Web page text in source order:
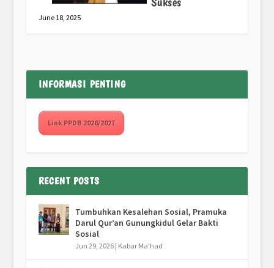
June 18, 2025
INFORMASI PENTING
Link PPDB 2026/2027
RECENT POSTS
Tumbuhkan Kesalehan Sosial, Pramuka
Darul Qur’an Gunungkidul Gelar Bakti
Sosial
Jun 29, 2026| Kabar Ma'had